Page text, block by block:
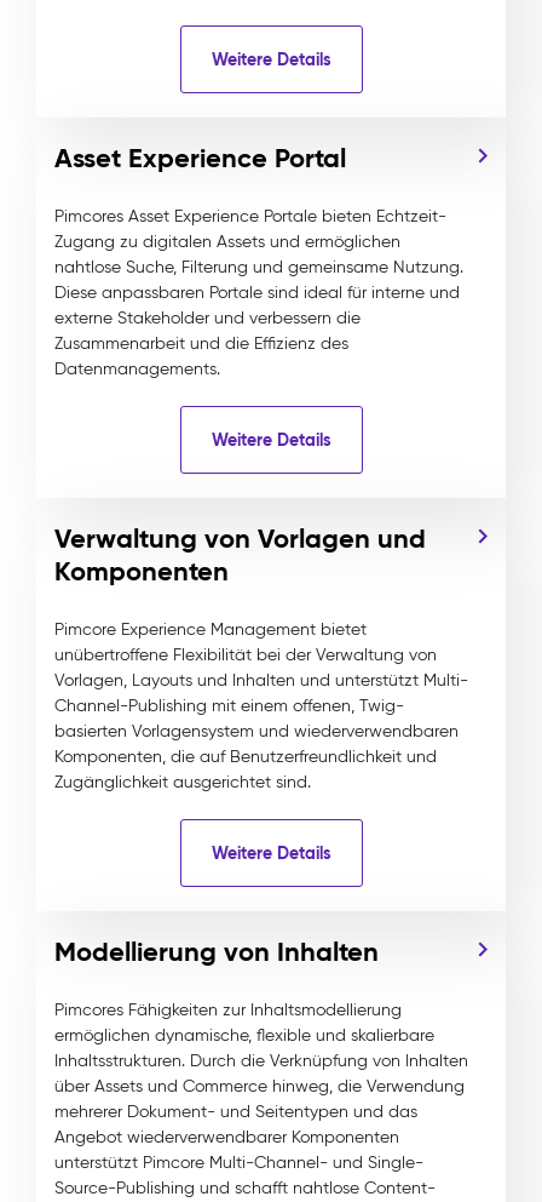
Weitere Details
Asset Experience Portal
Pimcores Asset Experience Portale bieten Echtzeit-
Zugang zu digitalen Assets und ermöglichen
nahtlose Suche, Filterung und gemeinsame Nutzung.
Diese anpassbaren Portale sind ideal für interne und
externe Stakeholder und verbessern die
Zusammenarbeit und die Effizienz des
Datenmanagements.
Weitere Details
Verwaltung von Vorlagen und
Komponenten
Pimcore Experience Management bietet
unübertroffene Flexibilität bei der Verwaltung von
Vorlagen, Layouts und Inhalten und unterstützt Multi-
Channel-Publishing mit einem offenen, Twig-
basierten Vorlagensystem und wiederverwendbaren
Komponenten, die auf Benutzerfreundlichkeit und
Zugänglichkeit ausgerichtet sind.
Weitere Details
Modellierung von Inhalten
Pimcores Fähigkeiten zur Inhaltsmodellierung
ermöglichen dynamische, flexible und skalierbare
Inhaltsstrukturen. Durch die Verknüpfung von Inhalten
über Assets und Commerce hinweg, die Verwendung
mehrerer Dokument- und Seitentypen und das
Angebot wiederverwendbarer Komponenten
unterstützt Pimcore Multi-Channel- und Single-
Source-Publishing und schafft nahtlose Content-